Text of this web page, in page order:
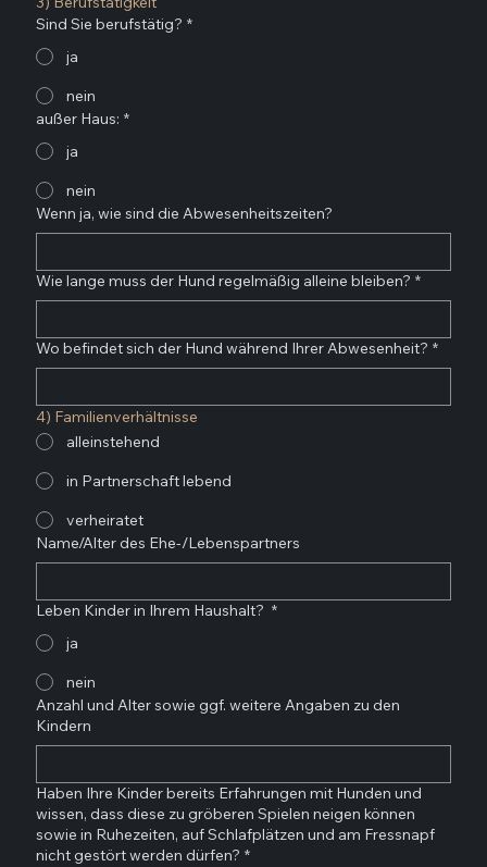
Sind Sie berufstätig? *
ja
nein
außer Haus: *
ja
nein
Wenn ja, wie sind die Abwesenheitszeiten?
Wie lange muss der Hund regelmäßig alleine bleiben? *
Wo befindet sich der Hund während Ihrer Abwesenheit? *
4) Familienverhältnisse
alleinstehend
in Partnerschaft lebend
verheiratet
Name/Alter des Ehe-/Lebenspartners
Leben Kinder in Ihrem Haushalt? *
ja
nein
Anzahl und Alter sowie ggf. weitere Angaben zu den
Kindern
Haben Ihre Kinder bereits Erfahrungen mit Hunden und
wissen, dass diese zu gröberen Spielen neigen können
sowie in Ruhezeiten, auf Schlafplätzen und am Fressnapf
nicht gestört werden dürfen? *